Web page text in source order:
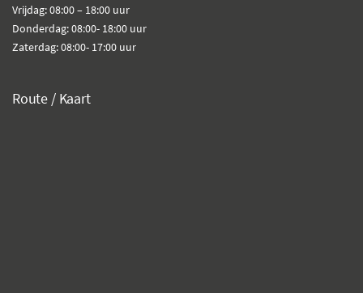
Vrijdag: 08:00 – 18:00 uur
Donderdag: 08:00- 18:00 uur
Zaterdag: 08:00- 17:00 uur
Route / Kaart